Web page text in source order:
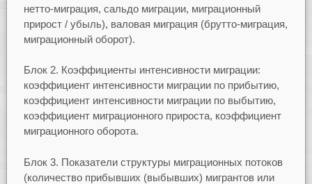
нетто-миграция, сальдо миграции, миграционный
прирост / убыль), валовая миграция (брутто-миграция,
миграционный оборот).
Блок 2. Коэффициенты интенсивности миграции:
коэффициент интенсивности миграции по прибытию,
коэффициент интенсивности миграции по выбытию,
коэффициент миграционного прироста, коэффициент
миграционного оборота.
Блок 3. Показатели структуры миграционных потоков
(количество прибывших (выбывших) мигрантов или